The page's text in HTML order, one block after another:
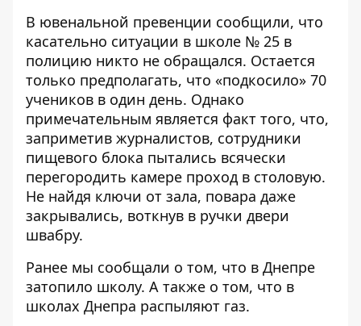
В ювенальной превенции сообщили, что
касательно ситуации в школе № 25 в
полицию никто не обращался. Остается
только предполагать, что «подкосило» 70
учеников в один день. Однако
примечательным является факт того, что,
заприметив журналистов, сотрудники
пищевого блока пытались всячески
перегородить камере проход в столовую.
Не найдя ключи от зала, повара даже
закрывались, воткнув в ручки двери
швабру.
Ранее мы сообщали о том, что в Днепре
затопило школу. А также о том, что в
школах Днепра распыляют газ.